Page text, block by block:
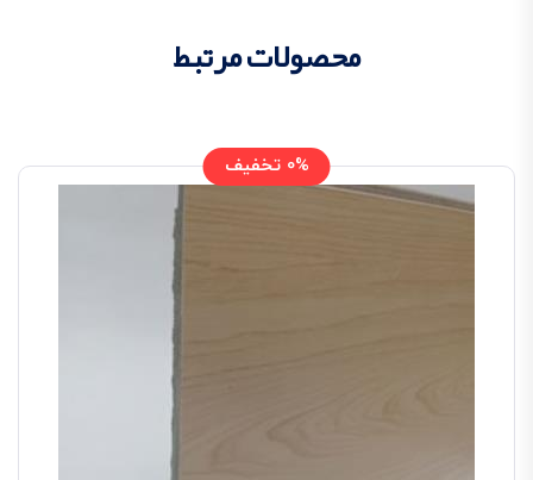
محصولات مرتبط
0% تخفیف